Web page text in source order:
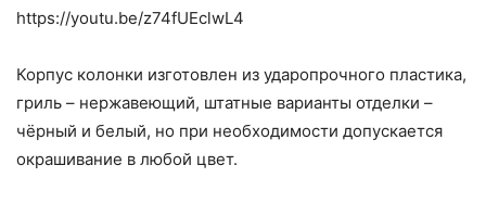
https://youtu.be/z74fUEclwL4
Корпус колонки изготовлен из ударопрочного пластика,
гриль – нержавеющий, штатные варианты отделки –
чёрный и белый, но при необходимости допускается
окрашивание в любой цвет.